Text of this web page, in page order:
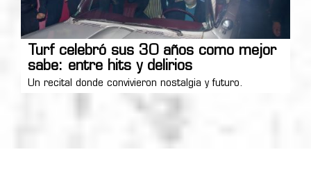
Turf celebró sus 30 años como mejor
sabe: entre hits y delirios
Un recital donde convivieron nostalgia y futuro.